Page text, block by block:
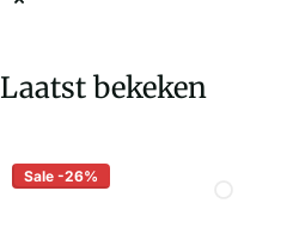
Laatst bekeken
Sale -26%